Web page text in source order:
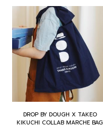
DROP BY DOUGH X TAKEO
KIKUCHI COLLAB MARCHE BAG